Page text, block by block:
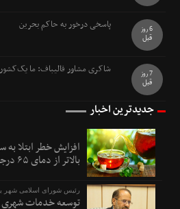
پاسخی درخور به حاکم بحرین
6 روز
قبل
شاکری مشاور قالیباف: ما
7 روز
قبل
جدیدترین اخبار
افزایش خطر ابتلا
بالاتر از دمای ۶۵ درجه
رئیس شورای اسلامی شهر
توسعه خدمات شهری